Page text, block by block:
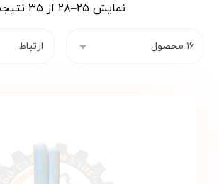
نمایش ۲۵–۲۸ از ۳۵ نتیجه